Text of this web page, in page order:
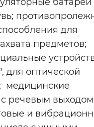
для
предметов;
для оптической
медицинские
речевым
и